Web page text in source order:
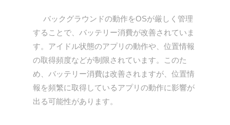
バックグラウンドの動作をOSが厳しく管理
することで、バッテリー消費が改善されていま
す。アイドル状態のアプリの動作や、位置情報
の取得頻度などが制限されています。このた
め、バッテリー消費は改善されますが、位置情
報を頻繁に取得しているアプリの動作に影響が
出る可能性があります。